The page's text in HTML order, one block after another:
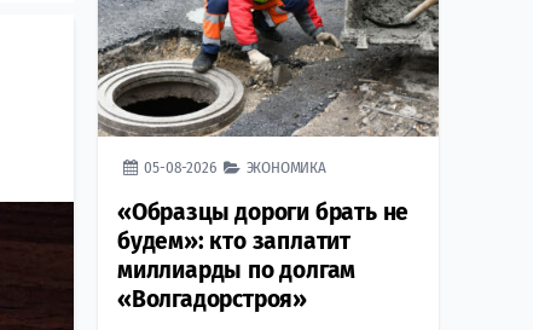
05-08-2026 ЭКОНОМИКА
«Образцы дороги брать не
будем»: кто заплатит
миллиарды по долгам
«Волгадорстроя»